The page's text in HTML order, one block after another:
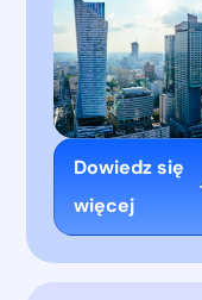
Dowiedz się
więcej